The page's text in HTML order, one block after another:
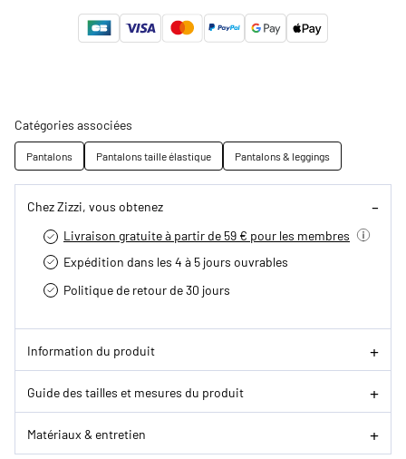
Catégories associées
Pantalons Pantalons taille élastique Pantalons & leggings
Chez Zizzi, vous obtenez
Livraison gratuite à partir de 59 € pour les membres
Expédition dans les 4 à 5 jours ouvrables
Politique de retour de 30 jours
Information du produit
Guide des tailles et mesures du produit
Matériaux & entretien